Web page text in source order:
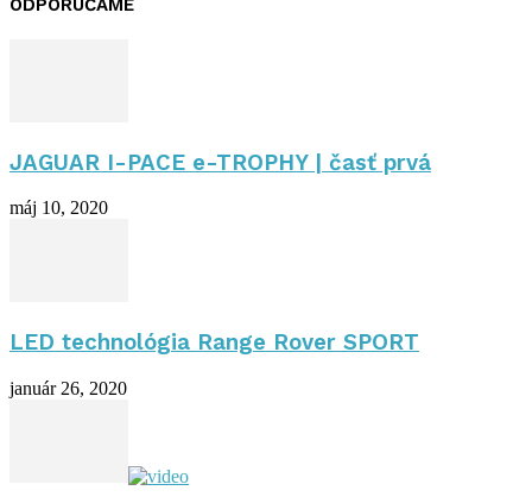
ODPORÚČAME
JAGUAR I-PACE e-TROPHY | časť prvá
máj 10, 2020
LED technológia Range Rover SPORT
január 26, 2020